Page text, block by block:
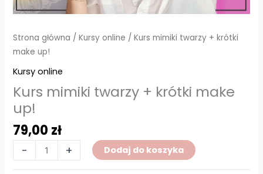
Strona główna /Kursy online / Kurs mimiki twarzy + krótki
make up!
Kursy online
Kurs mimiki twarzy + krótki make
up!
79,00 zł
- + Dodaj do koszyka